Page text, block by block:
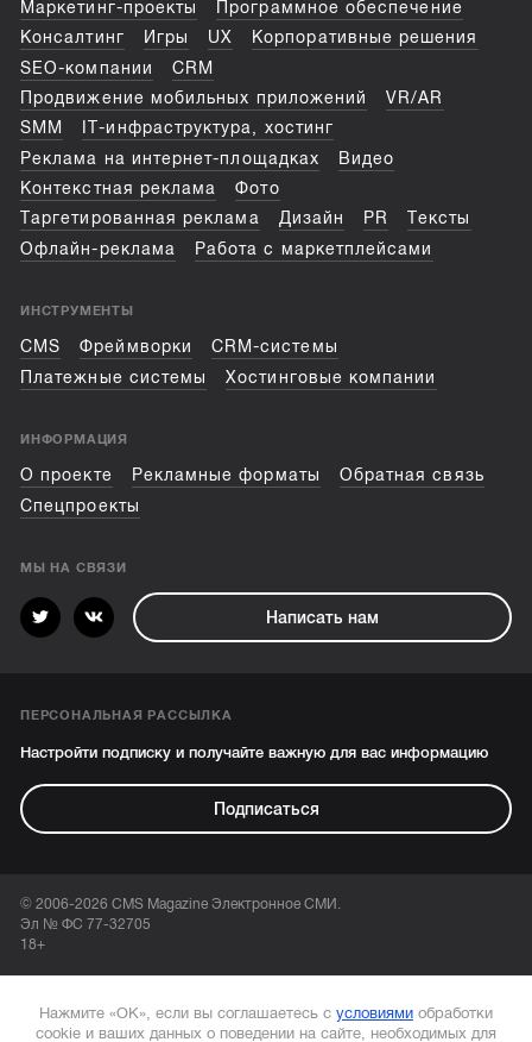
Маркетинг-проекты
Программное обеспечение
Консалтинг
Игры UX
Корпоративные решения
SEO-компании
CRM
Продвижение мобильных приложений
VR/AR
SMM
IT-инфраструктура, хостинг
Реклама на интернет-площадках
Видео
Контекстная реклама
Фото
Таргетированная реклама
Дизайн PR
Тексты
Офлайн-реклама
Работа с маркетплейсами
ИНСТРУМЕНТЫ
CMS Фреймворки
CRM-системы
Платежные системы
Хостинговые компании
ИНФОРМАЦИЯ
О проекте Рекламные форматы
Обратная связь
Спецпроекты
МЫ НА СВЯЗИ
Написать нам
ПЕРСОНАЛЬНАЯ РАССЫЛКА
Настройти подписку и получайте важную для вас информацию
Подписаться
© 2006-2026 CMS Magazine Электронное СМИ.
Эл № ФС 77-32705
18+
Нажмите «ОК», если вы соглашаетесь с условиями обработки
cookie и ваших данных о поведении на сайте, необходимых для